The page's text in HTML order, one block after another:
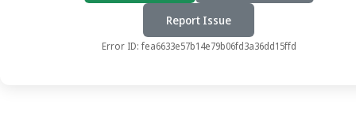
Report Issue
Error ID: fea6633e57b14e79b06fd3a36dd15ffd